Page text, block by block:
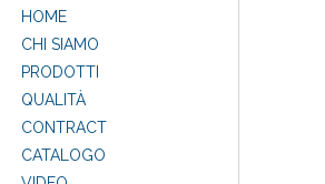
HOME
CHI SIAMO
PRODOTTI
QUALITÀ
CONTRACT
CATALOGO